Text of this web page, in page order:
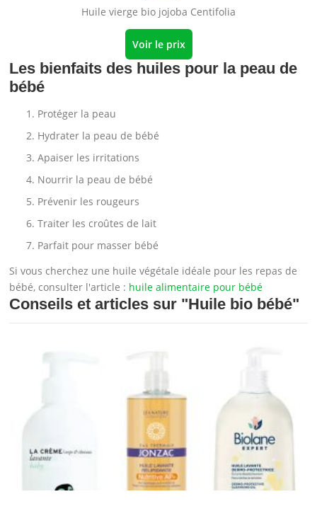
Huile vierge bio jojoba Centifolia
Voir le prix
Les bienfaits des huiles pour la peau de
bébé
Protéger la peau
Hydrater la peau de bébé
Apaiser les irritations
Nourrir la peau de bébé
Prévenir les rougeurs
Traiter les croûtes de lait
Parfait pour masser bébé
Si vous cherchez une huile végétale idéale pour les repas de
bébé, consulter l'article : huile alimentaire pour bébé
Conseils et articles sur "Huile bio bébé"